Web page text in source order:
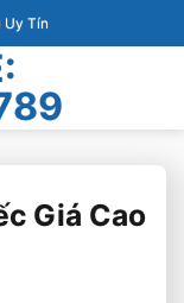
Tín
Giá Cao